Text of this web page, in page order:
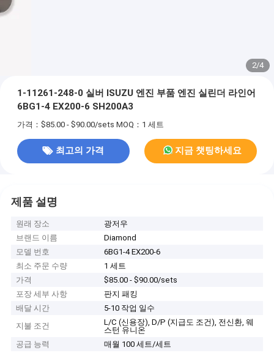
3/4
1-11261-248-0 실버 ISUZU 엔진 부품 엔진 실린더 라인어
6BG1-4 EX200-6 SH200A3
가격：$85.00 - $90.00/sets MOQ：1 세트
최고의 가격 지금 챗팅하세요
제품 설명
원래 장소
광저우
브랜드 이름
Diamond
모델 번호
6BG1-4 EX200-6
최소 주문 수량
1 세트
가격
$85.00 - $90.00/sets
포장 세부 사항
판지 패킹
배달 시간
5-10 작업 일수
지불 조건
L/C (신용장), D/P (지급도 조건), 전신환, 웨
스턴 유니온
공급 능력
매월 100 세트/세트